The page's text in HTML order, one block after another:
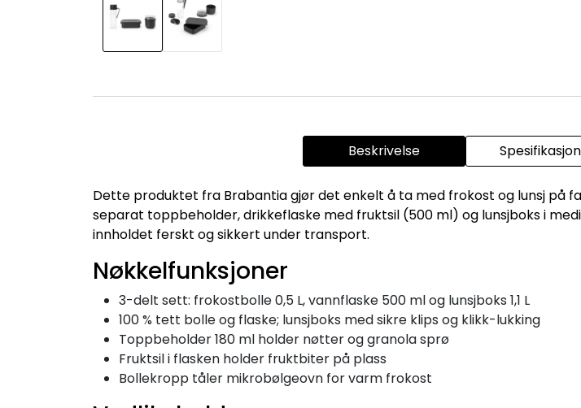
Beskrivelse
Dette produktet fra Brabantia gjør det enkelt å ta med frokost og lunsj på
separat toppbeholder, drikkeflaske med fruktsil (500 ml) og lunsjboks i
innholdet ferskt og sikkert under transport.
Nøkkelfunksjoner
3-delt sett: frokostbolle 0,5 L, vannflaske 500 ml og lunsjboks 1,1 L
100 % tett bolle og flaske; lunsjboks med sikre klips og klikk-lukking
Toppbeholder 180 ml holder nøtter og granola sprø
Fruktsil i flasken holder fruktbiter på plass
Bollekropp tåler mikrobølgeovn for varm frokost